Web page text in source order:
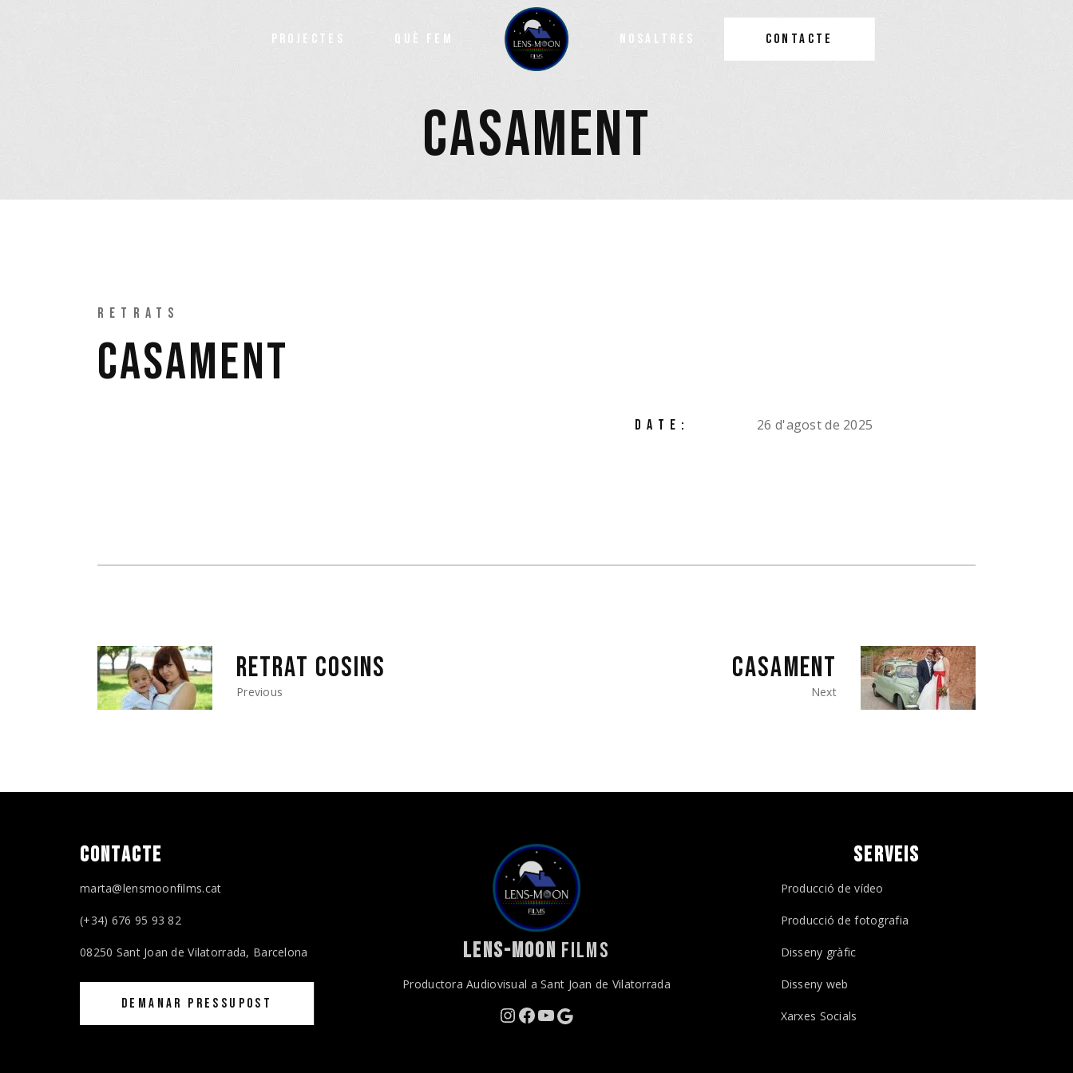
PROJECTES QUÈ FEM NOSALTRES CONTACTE
CASAMENT
RETRATS
CASAMENT
DATE: 26 d'agost de 2025
RETRAT COSINS
Previous
CASAMENT
Next
LENS-MOON FILMS
Productora Audiovisual a Sant Joan de Vilatorrada
Instagram
Facebook
YouTube
Google
CONTACTE
marta@lensmoonfilms.cat
(+34) 676 95 93 82
08250 Sant Joan de Vilatorrada, Barcelona
DEMANAR PRESSUPOST
SERVEIS
Producció de vídeo
Producció de fotografia
Disseny gràfic
Disseny web
Xarxes Socials